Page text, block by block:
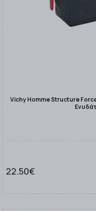
Vichy Homme Structure
22.50€